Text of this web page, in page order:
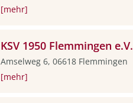
[mehr]
KSV 1950 Flemmingen e.V.
Amselweg 6, 06618 Flemmingen
[mehr]